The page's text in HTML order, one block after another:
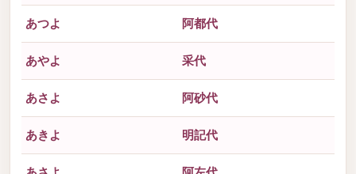
あつよ 阿都代
あやよ 采代
あさよ 阿砂代
あきよ 明記代